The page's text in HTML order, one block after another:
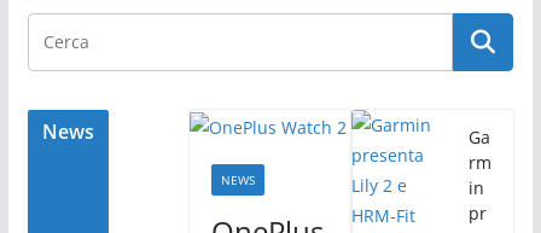
e
b
o
o
er di
vi
di
News
NEWS
Ga
rm
in
pr